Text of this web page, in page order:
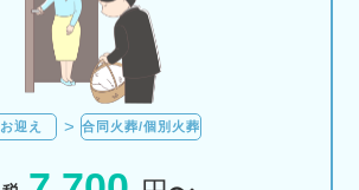
お迎え 合同火葬/個別火葬